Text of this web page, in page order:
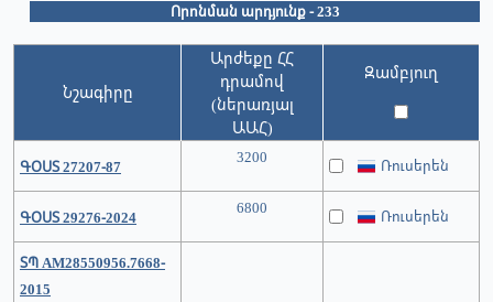
Որոնման արդյունք - 233
Նշագիրը
Արժեքը ՀՀ
դրամով
(ներառյալ
ԱԱՀ)
Զամբյուղ
ԳՕՍՏ 27207-87 3200 Ռուսերեն
ԳՕՍՏ 29276-2024 6800 Ռուսերեն
ՏՊ АМ28550956.7668-
2015